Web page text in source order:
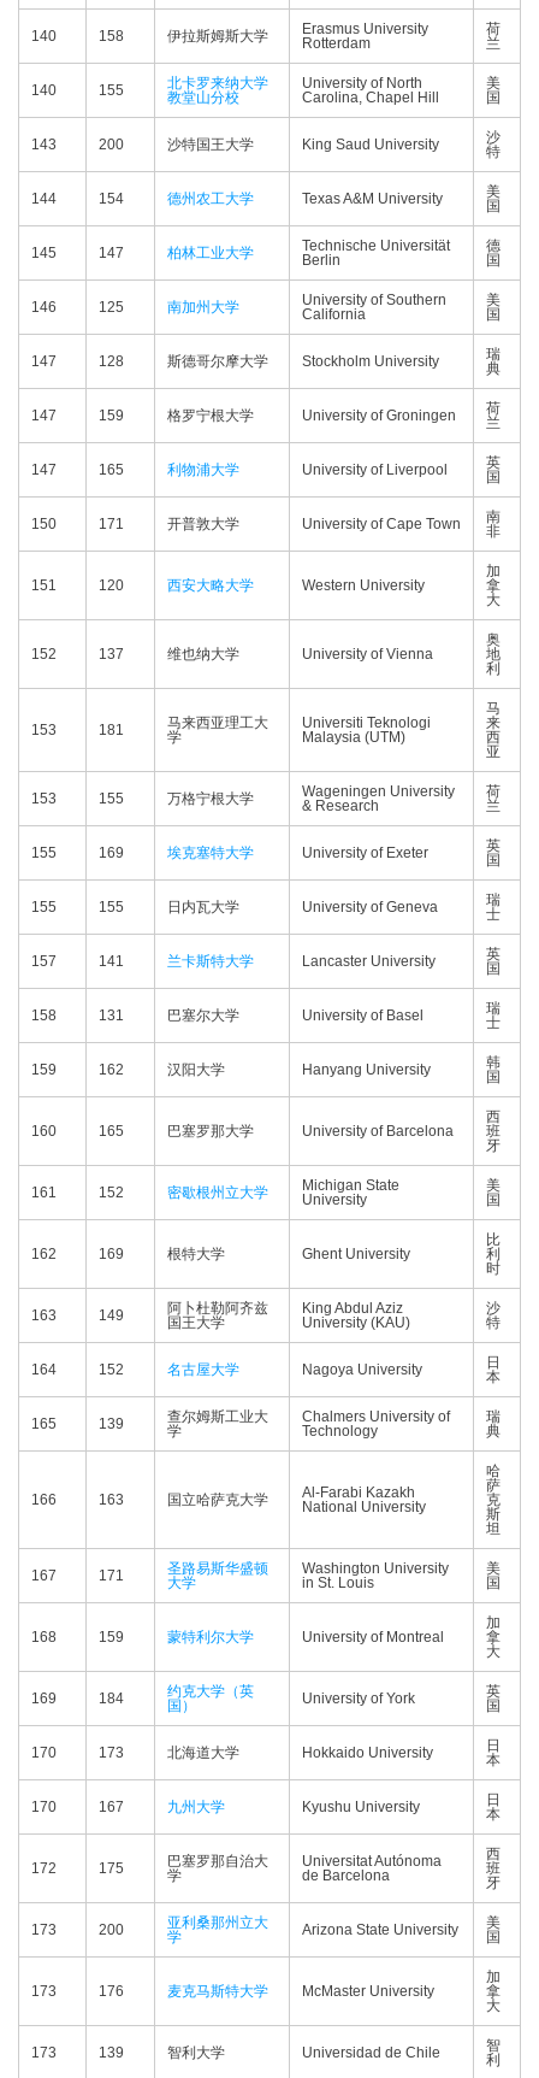
140 158 伊拉斯姆斯大学
Erasmus University
Rotterdam
荷
兰
140 155
北卡罗来纳大学
教堂山分校
University of North
Carolina, Chapel Hill
美
国
143 200 沙特国王大学 King Saud University
沙
特
144 154 德州农工大学 Texas A&M University
美
国
145 147 柏林工业大学
Technische Universität
Berlin
德
国
146 125 南加州大学
University of Southern
California
美
国
147 128 斯德哥尔摩大学 Stockholm University
瑞
典
147 159 格罗宁根大学 University of Groningen
荷
兰
147 165 利物浦大学 University of Liverpool
英
国
150 171 开普敦大学 University of Cape Town
南
非
151 120 西安大略大学 Western University
加
拿
大
152 137 维也纳大学 University of Vienna
奥
地
利
153 181
马来西亚理工大
学
Universiti Teknologi
Malaysia (UTM)
马
来
西
亚
153 155 万格宁根大学
Wageningen University
& Research
荷
兰
155 169 埃克塞特大学 University of Exeter
英
国
155 155 日内瓦大学 University of Geneva
瑞
士
157 141 兰卡斯特大学 Lancaster University
英
国
158 131 巴塞尔大学 University of Basel
瑞
士
159 162 汉阳大学 Hanyang University
韩
国
160 165 巴塞罗那大学 University of Barcelona
西
班
牙
161 152 密歇根州立大学
Michigan State
University
美
国
162 169 根特大学 Ghent University
比
利
时
163 149
阿卜杜勒阿齐兹
国王大学
King Abdul Aziz
University (KAU)
沙
特
164 152 名古屋大学 Nagoya University
日
本
165 139
查尔姆斯工业大
学
Chalmers University of
Technology
瑞
典
166 163 国立哈萨克大学
Al-Farabi Kazakh
National University
哈
萨
克
斯
坦
167 171
圣路易斯华盛顿
大学
Washington University
in St. Louis
美
国
168 159 蒙特利尔大学 University of Montreal
加
拿
大
169 184
约克大学（英
国）
University of York
英
国
170 173 北海道大学 Hokkaido University
日
本
170 167 九州大学 Kyushu University
日
本
172 175
巴塞罗那自治大
学
Universitat Autónoma
de Barcelona
西
班
牙
173 200
亚利桑那州立大
学
Arizona State University
美
国
173 176 麦克马斯特大学 McMaster University
加
拿
大
173 139 智利大学 Universidad de Chile
智
利